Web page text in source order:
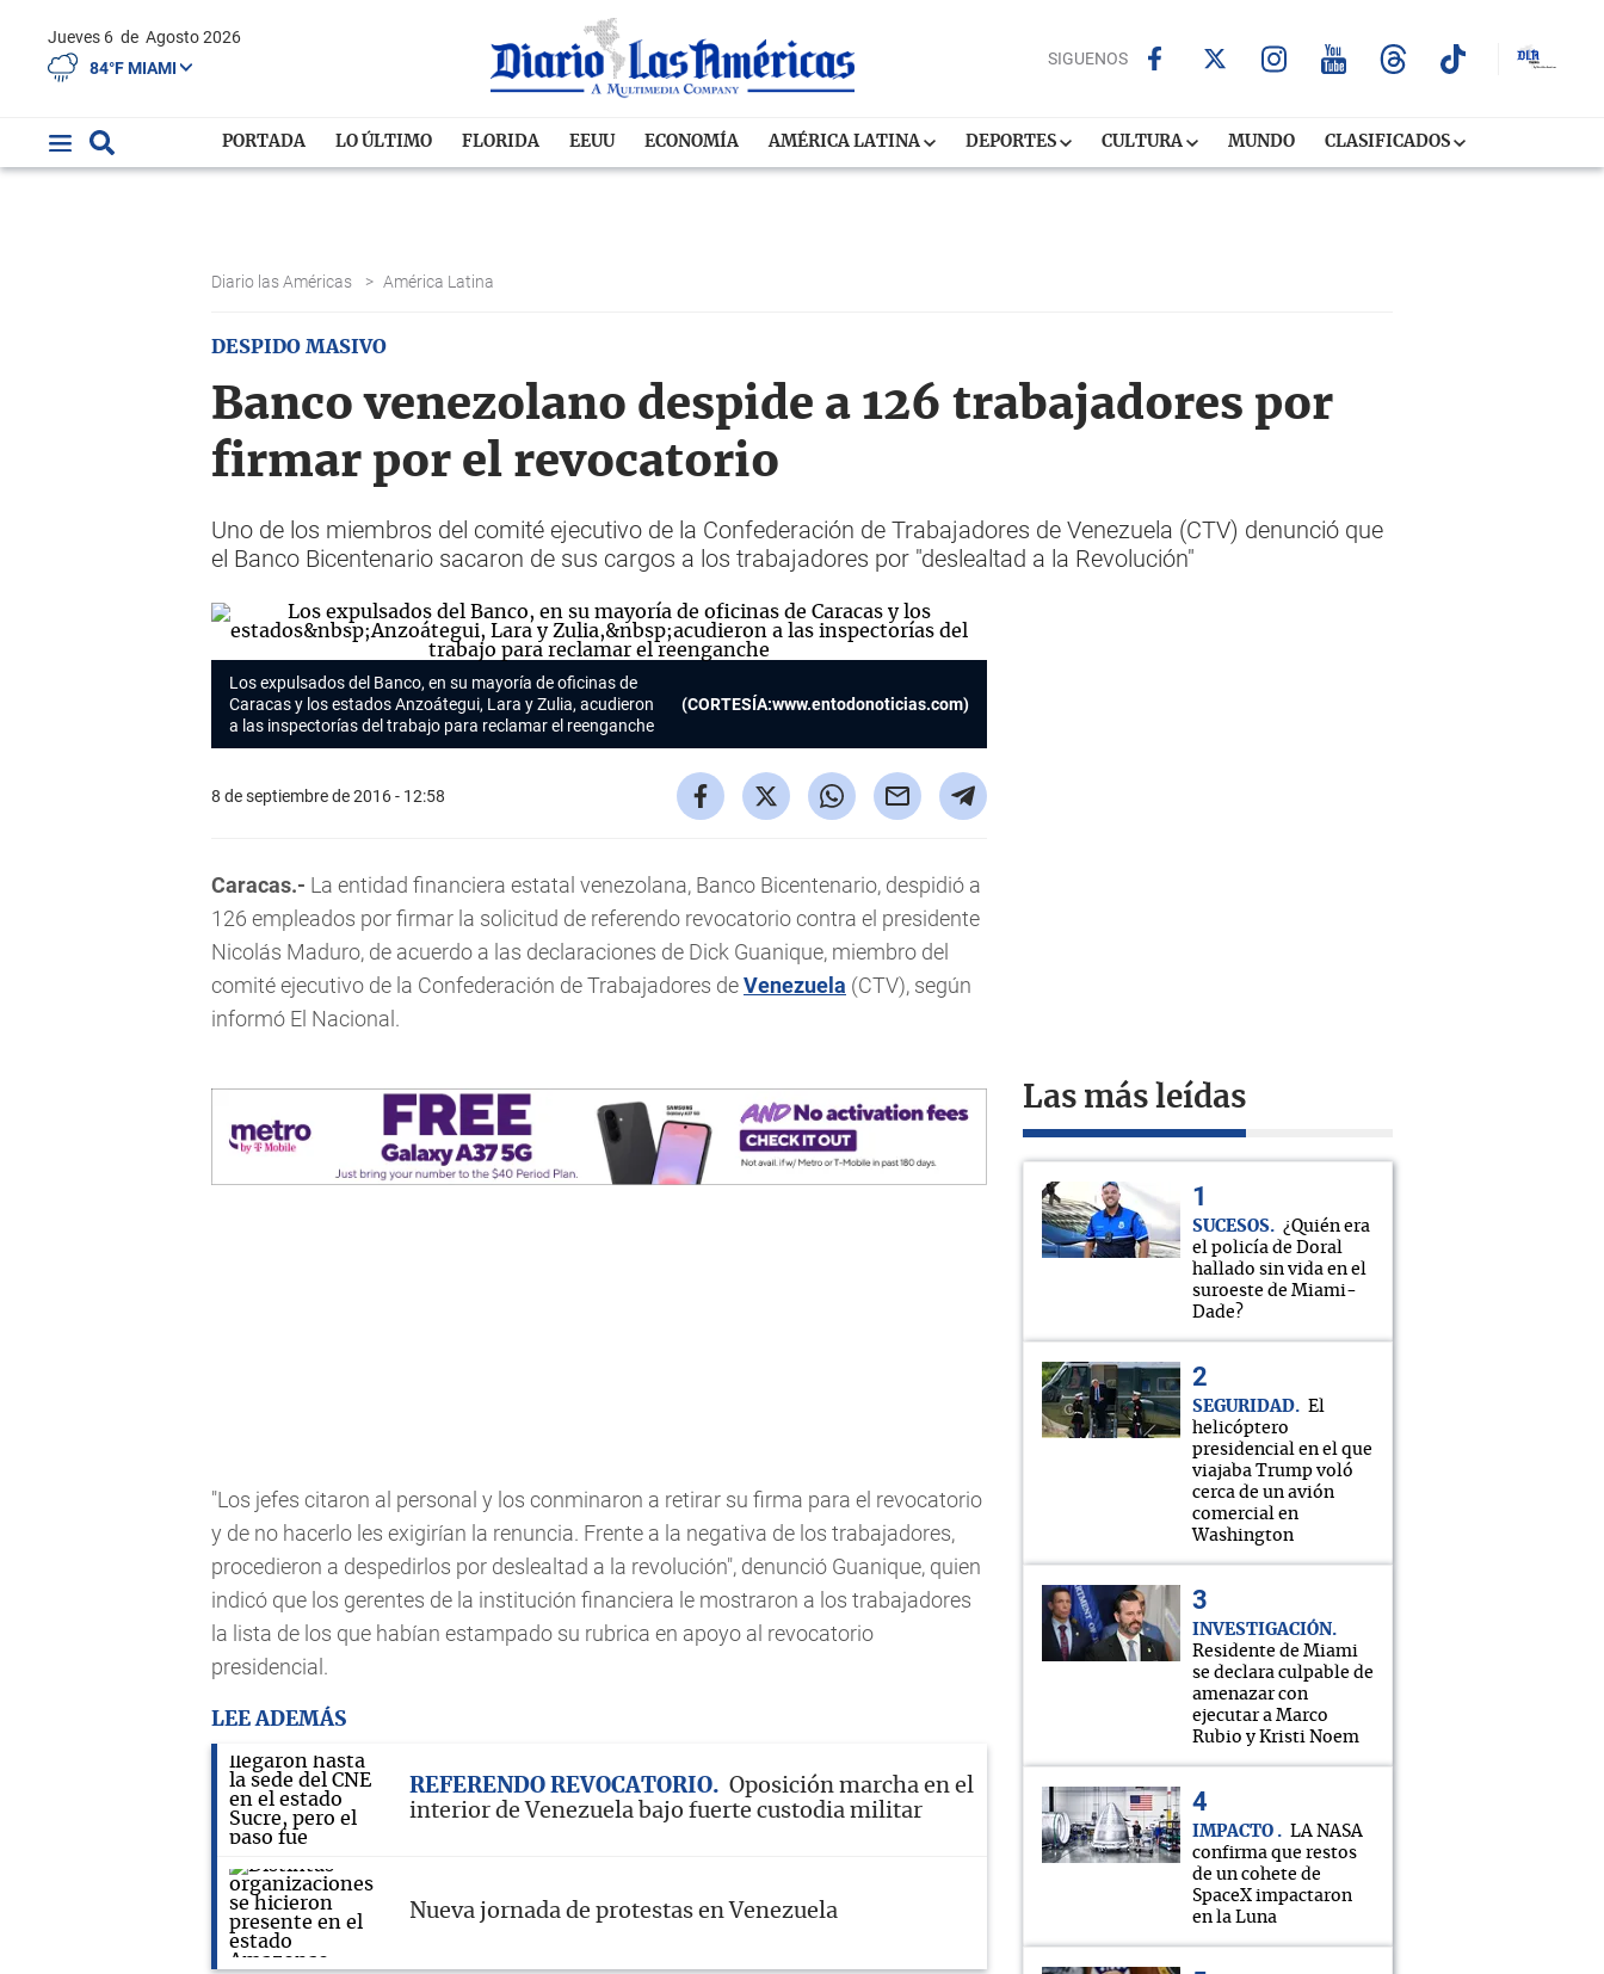
Jueves 6 de Agosto 2026
84°F MIAMI
SIGUENOS
PORTADA LO ÚLTIMO FLORIDA EEUU ECONOMÍA AMÉRICA LATINA DEPORTES CULTURA MUNDO CLASIFICADOS
Diario las Américas > América Latina
DESPIDO MASIVO
Banco venezolano despide a 126 trabajadores por
firmar por el revocatorio
Uno de los miembros del comité ejecutivo de la Confederación de Trabajadores de Venezuela (CTV) denunció que
el Banco Bicentenario sacaron de sus cargos a los trabajadores por "deslealtad a la Revolución"
Los expulsados del Banco, en su mayoría de oficinas de
Caracas y los estados Anzoátegui, Lara y Zulia, acudieron
a las inspectorías del trabajo para reclamar el reenganche
(CORTESÍA:www.entodonoticias.com)
8 de septiembre de 2016 - 12:58
Caracas.- La entidad financiera estatal venezolana, Banco Bicentenario, despidió a
126 empleados por firmar la solicitud de referendo revocatorio contra el presidente
Nicolás Maduro, de acuerdo a las declaraciones de Dick Guanique, miembro del
comité ejecutivo de la Confederación de Trabajadores deVenezuela (CTV), según
informó El Nacional.
"Los jefes citaron al personal y los conminaron a retirar su firma para el revocatorio
y de no hacerlo les exigirían la renuncia. Frente a la negativa de los trabajadores,
procedieron a despedirlos por deslealtad a la revolución", denunció Guanique, quien
indicó que los gerentes de la institución financiera le mostraron a los trabajadores
la lista de los que habían estampado su rubrica en apoyo al revocatorio
presidencial.
LEE ADEMÁS
REFERENDO REVOCATORIO
Oposición marcha en el
interior de Venezuela bajo fuerte custodia militar
Nueva jornada de protestas en Venezuela
Las más leídas
SUCESOS
¿Quién era
el policía de Doral
hallado sin vida en el
suroeste de Miami-
Dade?
SEGURIDAD
El
helicóptero
presidencial en el que
viajaba Trump voló
cerca de un avión
comercial en
Washington
INVESTIGACIÓN
Residente de Miami
se declara culpable de
amenazar con
ejecutar a Marco
Rubio y Kristi Noem
IMPACTO
LA NASA
confirma que restos
de un cohete de
SpaceX impactaron
en la Luna